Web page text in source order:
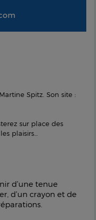
Spitz. Son site :
sur place des
plaisirs…
d’une tenue
d’un crayon et de